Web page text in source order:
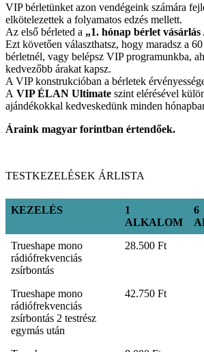
VIP bérletünket azon vendégeink számára
elkötelezettek a folyamatos edzés mellett.
Az első bérleted a „1. hónap bérlet
Ezt követően választhatsz, hogy maradsz a
bérletnél, vagy belépsz VIP programunkba,
kedvezőbb árakat kapsz.
A VIP konstrukcióban a bérletek
A VIP ÉLAN Ultimate szint elérésével
ajándékokkal kedveskedünk minden
Áraink magyar forintban értendőek.
TESTKEZELÉSEK ÁRLISTA
KEZELÉS
1
ALKALOM
6
KEZELÉS
1
ALKALOM
Trueshape mono
rádiófrekvenciás
zsírbontás
28.500 Ft
Trueshape mono
rádiófrekvenciás
zsírbontás 2 testrész
egymás után
42.750 Ft